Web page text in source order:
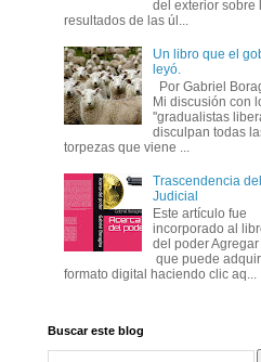
del exterior sobre
resultados de las úl...
Un libro que el
leyó.
Por Gabriel
Mi discusión con
''gradualistas
disculpan todas
torpezas que viene ...
Trascendencia
Judicial
Este artículo fue
incorporado al
del poder
que puede
formato digital haciendo clic aq...
Buscar este blog